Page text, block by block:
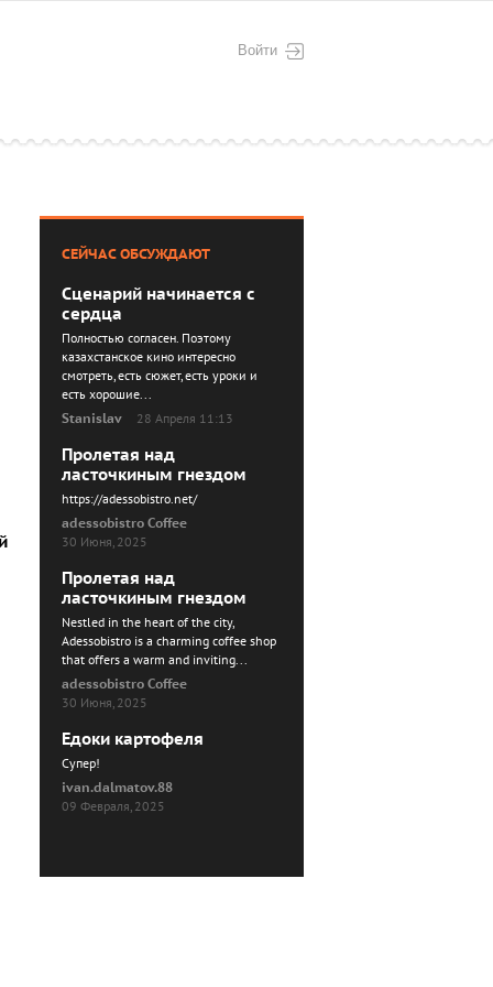
Войти
СЕЙЧАС ОБСУЖДАЮТ
Сценарий начинается с
сердца
Полностью согласен. Поэтому
казахстанское кино интересно
смотреть, есть сюжет, есть уроки и
есть хорошие...
Stanislav
28 Апреля 11:13
Пролетая над
ласточкиным гнездом
https://adessobistro.net/
adessobistro Coffee
30 Июня, 2025
Пролетая над
ласточкиным гнездом
Nestled in the heart of the city,
Adessobistro is a charming coffee shop
that offers a warm and inviting...
adessobistro Coffee
30 Июня, 2025
Едоки картофеля
Cупер!
ivan.dalmatov.88
09 Февраля, 2025